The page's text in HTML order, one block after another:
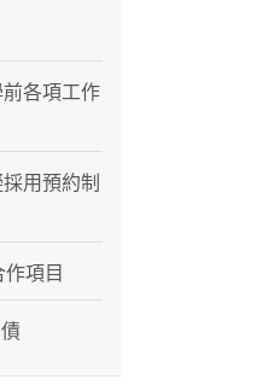
各項工作
用預約制
項目